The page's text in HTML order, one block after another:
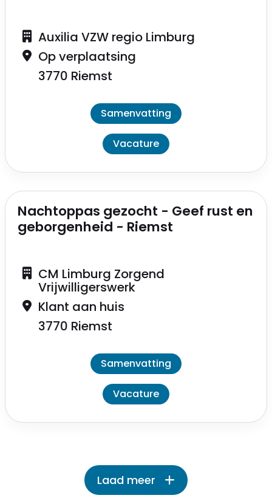
Auxilia VZW regio Limburg
Op verplaatsing
3770 Riemst
Samenvatting
Vacature
Nachtoppas gezocht - Geef rust en
geborgenheid - Riemst
CM Limburg Zorgend
Vrijwilligerswerk
Klant aan huis
3770 Riemst
Samenvatting
Vacature
Laad meer